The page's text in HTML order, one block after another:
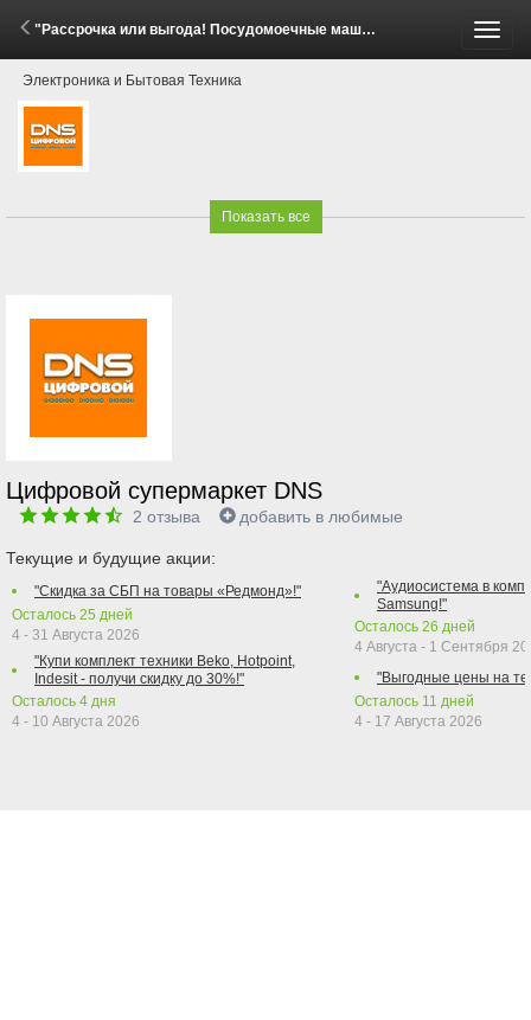
"Рассрочка или выгода! Посудомоечные машины Beko, Indesit, Hotpoint" (2 - 8 Июня 2026)
Электроника и Бытовая Техника
Показать все
Цифровой супермаркет DNS
2 отзыва добавить в любимые
Текущие и будущие акции:
"Скидка за СБП на товары «Редмонд»!"
Осталось 25 дней
4 - 31 Августа 2026
"Купи комплект техники Beko, Hotpoint,
Indesit - получи скидку до 30%!"
Осталось 4 дня
4 - 10 Августа 2026
"Аудиосистема в
Samsung!"
Осталось 26 дней
4 Августа - 1 Сентября
"Выгодные цены на
Осталось 11 дней
4 - 17 Августа 2026